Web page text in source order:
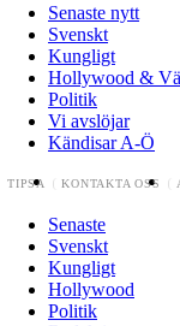
Senaste nytt
Svenskt
Kungligt
Hollywood &
Politik
Vi avslöjar
Kändisar A-Ö
TIPSA KONTAKTA OSS
Senaste
Svenskt
Kungligt
Hollywood
Politik